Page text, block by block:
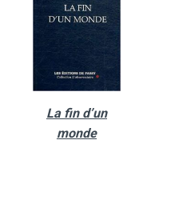
La fin d’un
monde